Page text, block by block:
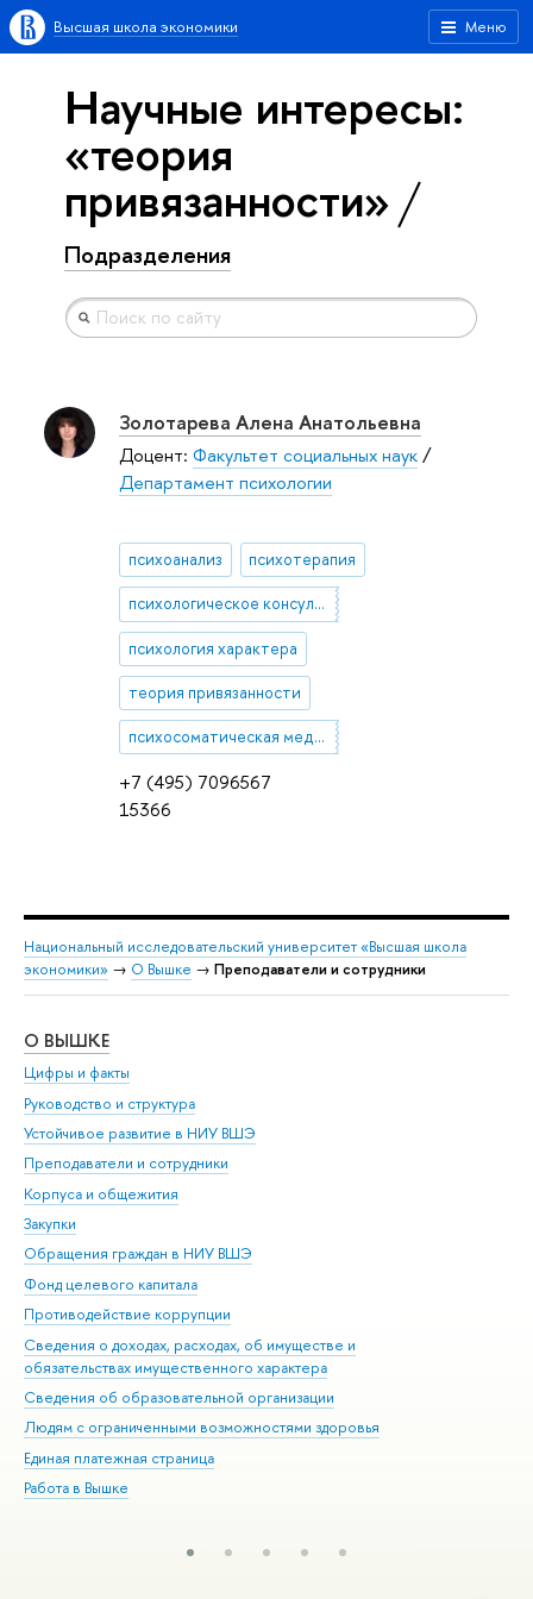
Меню
Высшая школа экономики
Научные интересы:
«теория
привязанности»
Подразделения
+7 (495) 7096567
15366
Золотарева Алена Анатольевна
Доцент: Факультет социальных наук/
Департамент психологии
психоанализ психотерапия
психологическое консультирование
психология характера
теория привязанности
психосоматическая медицина
Национальный исследовательский университет «Высшая школа
экономики» → О Вышке → Преподаватели и сотрудники
О ВЫШКЕ
Цифры и факты
Руководство и структура
Устойчивое развитие в НИУ ВШЭ
Преподаватели и сотрудники
Корпуса и общежития
Закупки
Обращения граждан в НИУ ВШЭ
Фонд целевого капитала
Противодействие коррупции
Сведения о доходах, расходах, об имуществе и
обязательствах имущественного характера
Сведения об образовательной организации
Людям с ограниченными возможностями здоровья
Единая платежная страница
Работа в Вышке